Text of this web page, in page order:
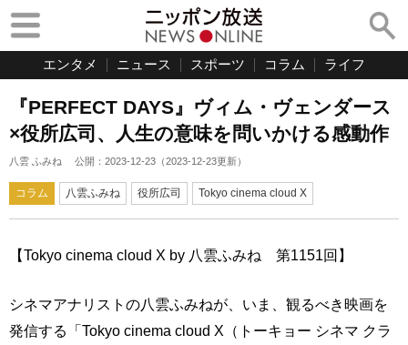
エンタメ ニュース スポーツ コラム ライフ
『PERFECT DAYS』ヴィム・ヴェンダース
×役所広司、人生の意味を問いかける感動作
八雲 ふみね 公開： 2023-12-23 （2023-12-23更新）
コラム 八雲ふみね 役所広司 Tokyo cinema cloud X
【Tokyo cinema cloud X by 八雲ふみね 第1151回】
シネマアナリストの八雲ふみねが、いま、観るべき映画を
発信する「Tokyo cinema cloud X（トーキョー シネマ クラ